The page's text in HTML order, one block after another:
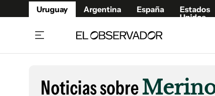
Uruguay Argentina España
Estados
Unidos
Beneficios Member
Noticias sobre